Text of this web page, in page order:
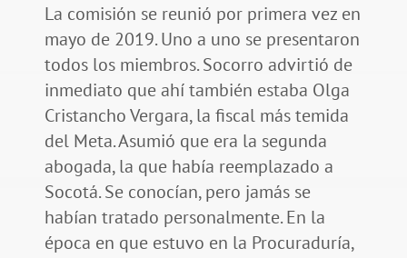
La comisión se reunió por primera vez en
mayo de 2019. Uno a uno se presentaron
todos los miembros. Socorro advirtió de
inmediato que ahí también estaba Olga
Cristancho Vergara, la fiscal más temida
del Meta. Asumió que era la segunda
abogada, la que había reemplazado a
Socotá. Se conocían, pero jamás se
habían tratado personalmente. En la
época en que estuvo en la Procuraduría,